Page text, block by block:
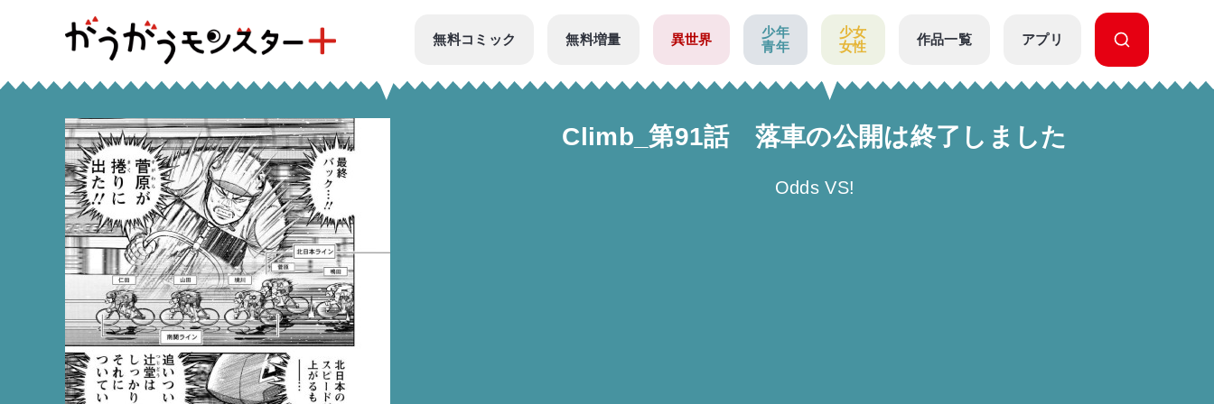
無料コミック 無料増量 異世界
少年
青年
少女
女性
作品一覧 アプリ
Climb_第91話 落車の公開は終了しました
Odds VS!